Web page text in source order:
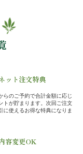
ット注文特典
らのご予約で合計金額に応じ
トが貯まります。次回ご注文
に使えるお得な特典になりま
容変更OK